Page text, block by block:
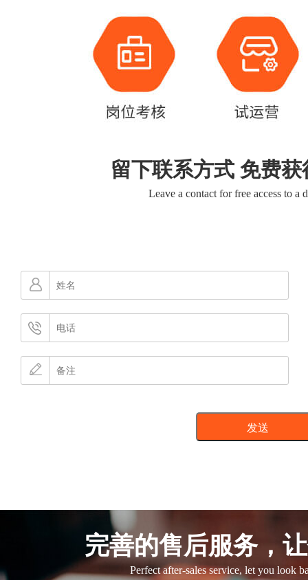
留下联系方式 免费
Leave a contact for free access to a
完善的售后服务，
Perfect after-sales service, let you look